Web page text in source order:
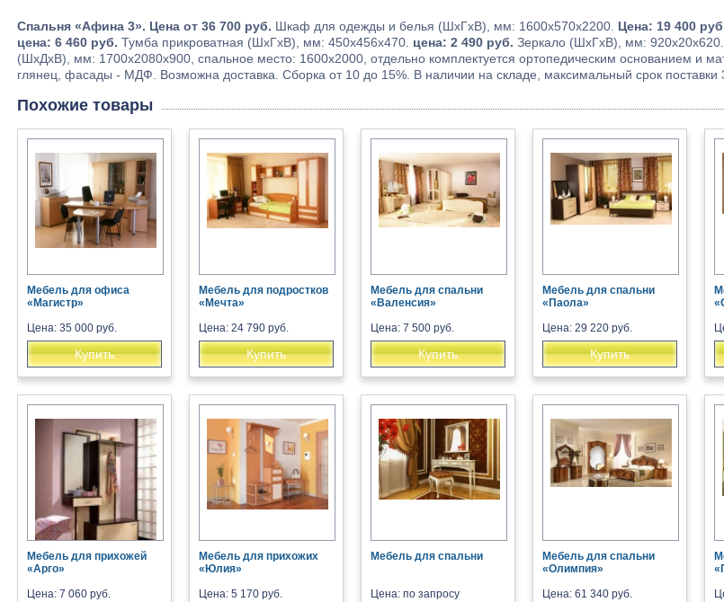
Спальня «Афина 3». Цена от 36 700 руб. Шкаф для одежды и белья (ШхГхВ), мм: 1600х570х2200. Цена: 19 400
цена: 6 460 руб. Тумба прикроватная (ШхГхВ), мм: 450х456х470. цена: 2 490 руб. Зеркало (ШхГхВ), мм: 920х20х620.
(ШхДхВ), мм: 1700х2080х900, спальное место: 1600х2000, отдельно комплектуется ортопедическим основанием и
глянец, фасады - МДФ. Возможна доставка. Сборка от 10 до 15%. В наличии на складе, максимальный срок поставки
Похожие товары
Мебель для офиса
«Магистр»
Цена: 35 000 руб.
Купить
Мебель для подростков
«Мечта»
Цена: 24 790 руб.
Купить
Мебель для спальни
«Валенсия»
Цена: 7 500 руб.
Купить
Мебель для спальни
«Паола»
Цена: 29 220 руб.
Купить
Мебель для прихожей
«Арго»
Цена: 7 060 руб.
Мебель для прихожих
«Юлия»
Цена: 5 170 руб.
Мебель для спальни
Цена: по запросу
Мебель для спальни
«Олимпия»
Цена: 61 340 руб.